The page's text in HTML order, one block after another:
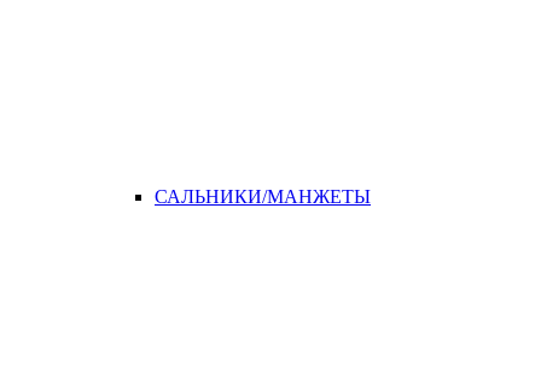
САЛЬНИКИ/МАНЖЕТЫ